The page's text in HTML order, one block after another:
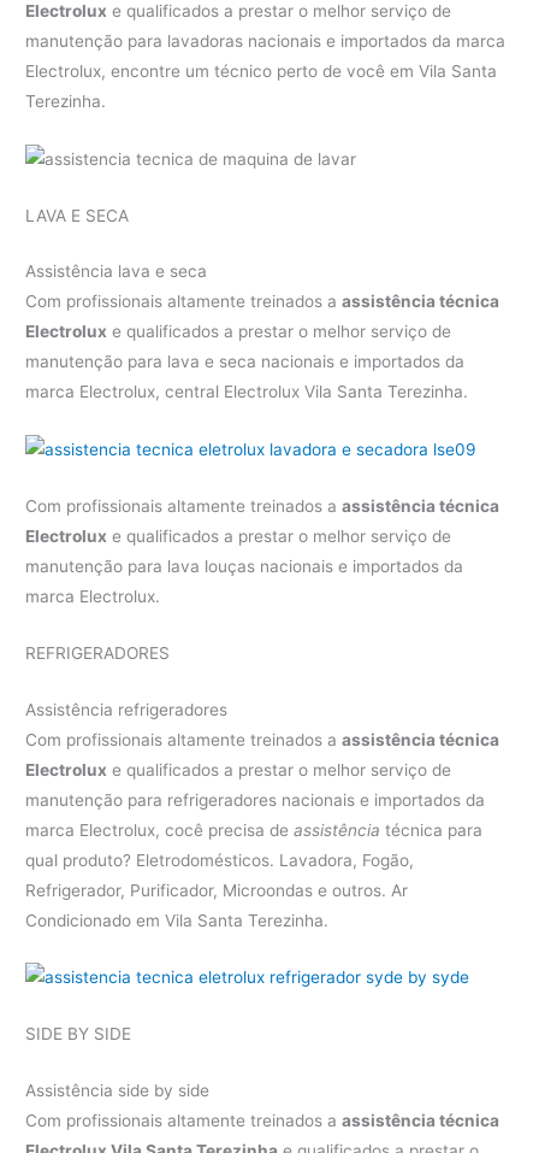
Electrolux e qualificados a prestar o melhor serviço de
manutenção para lavadoras nacionais e importados da marca
Electrolux, encontre um técnico perto de você em Vila Santa
Terezinha.
LAVA E SECA
Assistência lava e seca
Com profissionais altamente treinados aassistência técnica
Electrolux e qualificados a prestar o melhor serviço de
manutenção para lava e seca nacionais e importados da
marca Electrolux, central Electrolux Vila Santa Terezinha.
Com profissionais altamente treinados aassistência técnica
Electrolux e qualificados a prestar o melhor serviço de
manutenção para lava louças nacionais e importados da
marca Electrolux.
REFRIGERADORES
Assistência refrigeradores
Com profissionais altamente treinados aassistência técnica
Electrolux e qualificados a prestar o melhor serviço de
manutenção para refrigeradores nacionais e importados da
marca Electrolux, cocê precisa deassistência técnica para
qual produto? Eletrodomésticos. Lavadora, Fogão,
Refrigerador, Purificador, Microondas e outros. Ar
Condicionado em Vila Santa Terezinha.
SIDE BY SIDE
Assistência side by side
Com profissionais altamente treinados aassistência técnica